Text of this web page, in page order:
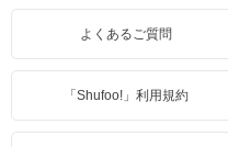
よくあるご質問
「Shufoo!」利用規約